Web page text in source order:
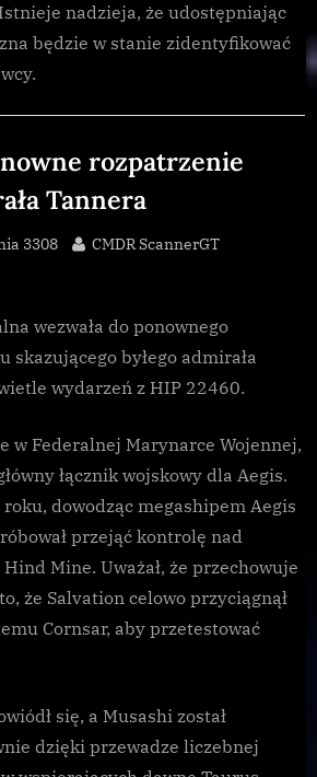
nadzieja, że udostępniając
będzie w stanie zidentyfikować
rozpatrzenie
Tannera
3308 By
CMDR ScannerGT
wezwała do ponownego
skazującego byłego admirała
wydarzeń z HIP 22460.
w Federalnej Marynarce Wojennej,
łącznik wojskowy dla Aegis.
dowodząc megashipem Aegis
przejąć kontrolę nad
Mine. Uważał, że przechowuje
że Salvation celowo przyciągnął
Cornsar, aby przetestować
się, a Musashi został
dzięki przewadze liczebnej